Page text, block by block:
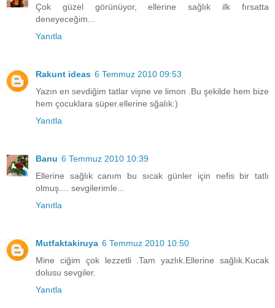
Çok güzel görünüyor, ellerine sağlık ilk fırsatta
deneyeceğim...
Yanıtla
Rakunt ideas 6 Temmuz 2010 09:53
Yazın en sevdiğim tatlar vişne ve limon .Bu şekilde hem bize
hem çocuklara süper.ellerine sğalık:)
Yanıtla
Banu 6 Temmuz 2010 10:39
Ellerine sağlık canım bu sıcak günler için nefis bir tatlı
olmuş.... sevgilerimle...
Yanıtla
Mutfaktakiruya 6 Temmuz 2010 10:50
Mine ciğim çok lezzetli .Tam yazlık.Ellerine sağlık.Kucak
dolusu sevgiler.
Yanıtla